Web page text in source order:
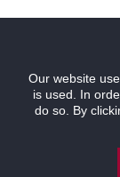
Our website
is used. In
do so. By